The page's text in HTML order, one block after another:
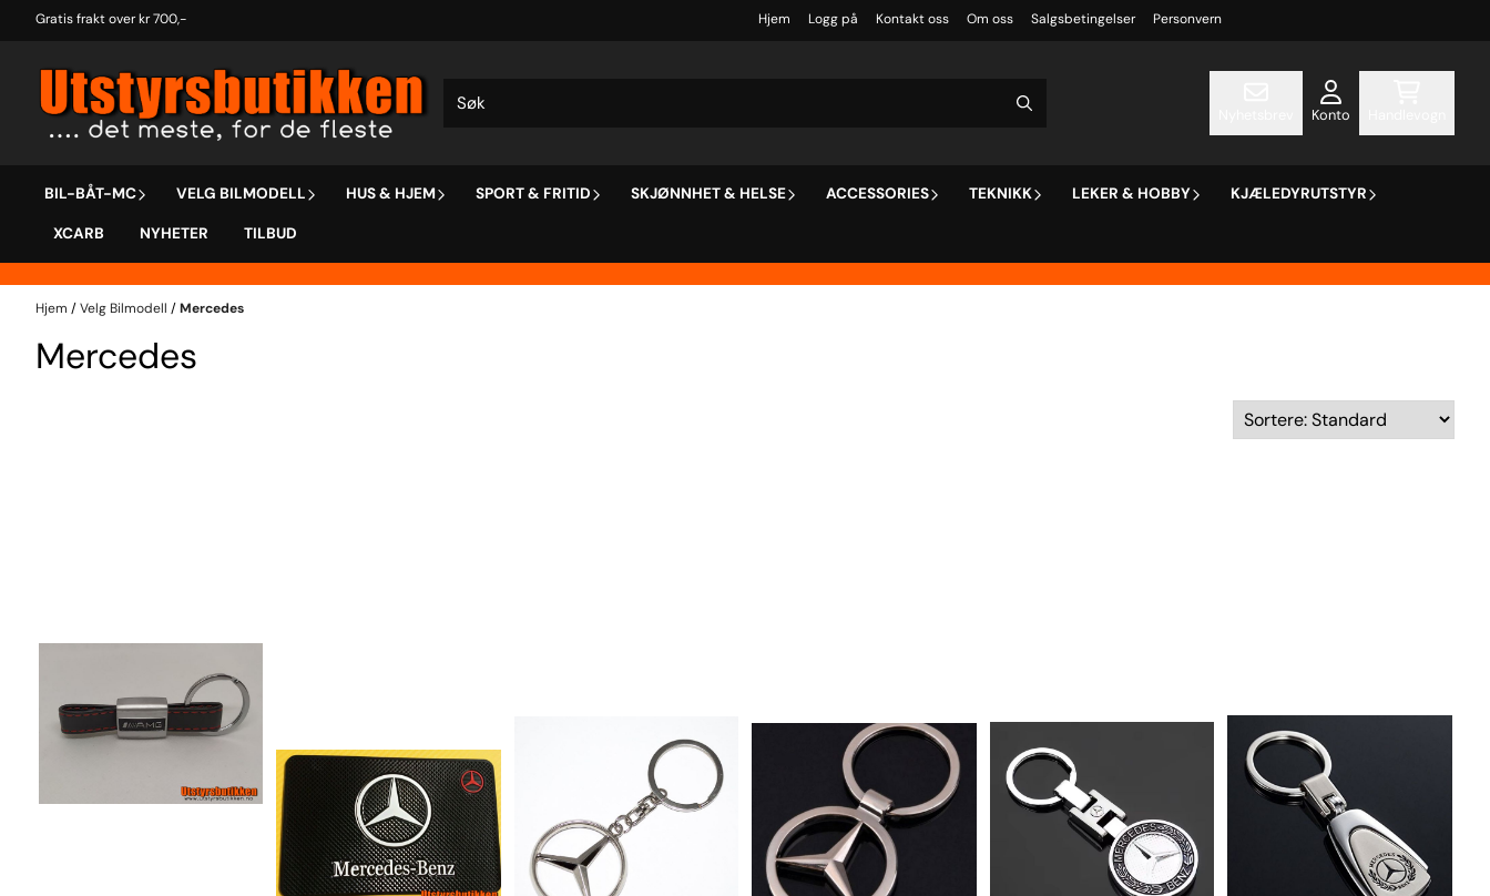
Hopp til innhold
Gratis frakt over kr 700,- Hjem Logg på Kontakt oss Om oss Salgsbetingelser Personvern
Konto
BIL-BÅT-MC VELG BILMODELL HUS & HJEM SPORT & FRITID SKJØNNHET & HELSE ACCESSORIES TEKNIKK LEKER & HOBBY KJÆLEDYRUTSTYR
XCARB NYHETER TILBUD
Hjem /Velg Bilmodell /Mercedes
Mercedes